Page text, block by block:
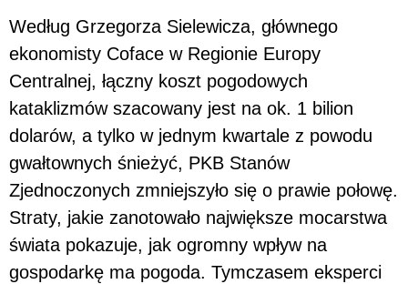
Według Grzegorza Sielewicza, głównego
ekonomisty Coface w Regionie Europy
Centralnej, łączny koszt pogodowych
kataklizmów szacowany jest na ok. 1 bilion
dolarów, a tylko w jednym kwartale z powodu
gwałtownych śnieżyć, PKB Stanów
Zjednoczonych zmniejszyło się o prawie połowę.
Straty, jakie zanotowało największe mocarstwa
świata pokazuje, jak ogromny wpływ na
gospodarkę ma pogoda. Tymczasem eksperci